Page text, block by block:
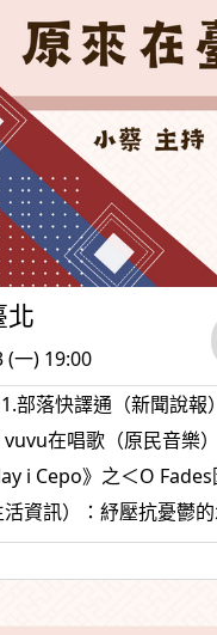
北
一) 19:00
1.部落快譯通（新聞說報
i Cepo》之＜O
資訊）：紓壓抗憂鬱